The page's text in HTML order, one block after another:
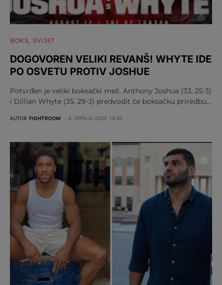
BOKS SVIJET
DOGOVOREN VELIKI REVANŠ! WHYTE IDE
PO OSVETU PROTIV JOSHUE
Potvrđen je veliki boksački meč. Anthony Joshua (33, 25-3)
i Dillian Whyte (35, 29-3) predvodit će boksačku priredbu…
AUTOR FIGHTROOM 6. SRPNJA 2023. 18:43